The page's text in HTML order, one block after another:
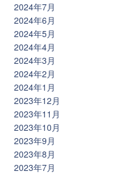
2024年7月
2024年6月
2024年5月
2024年4月
2024年3月
2024年2月
2024年1月
2023年12月
2023年11月
2023年10月
2023年9月
2023年8月
2023年7月